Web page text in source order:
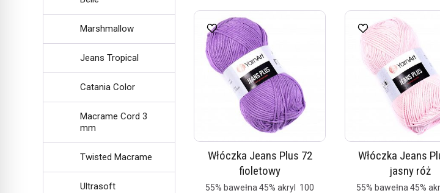
Włóczka Jeans Plus 72
fioletowy
55% bawełna 45% akryl 100
Włóczka Jeans
jasny róż
55% bawełna 45%
Marshmallow
Jeans Tropical
Catania Color
Macrame Cord 3
mm
Twisted Macrame
Ultrasoft